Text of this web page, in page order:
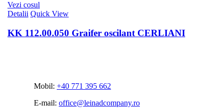
Vezi cosul
Detalii Quick View
KK 112.00.050 Graifer oscilant CERLIANI
Mobil: +40 771 395 662
E-mail: office@leinadcompany.ro